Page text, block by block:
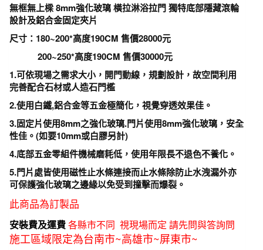
璃
拉
浴
拉
門
特
部
隱
藏
滾
輪
設
無框無上樑 8mm強化玻璃 橫拉淋浴拉門 獨特底部隱藏滾輪
設計及鋁合金固定夾片
尺寸：180~200*高度190CM 售價28000元
200~250*高度190CM 售價30000元
1.可依現場之需求大小，開門動線，規劃設計，故空間利用
完善配合石材或人造石門檻
2.使用白鐵,鋁合金等五金極簡化，視覺穿透效果佳。
3.固定片使用8mm之強化玻璃.門片使用8mm強化玻璃，安全
性佳。(如要10mm或白膠另計)
4.底部五金零組件機械磨耗低，使用年限長不退色不養化。
5.門片處皆使用磁性止水條連接而止水條除防止水洩漏外亦
可保護強化玻璃之邊緣以免受到撞擊而爆裂。
此商品為訂製品
安裝費及運費各縣市不同 視現場而定 請先問與答詢問
施工區域限定為台南市~高雄市~屏東市~